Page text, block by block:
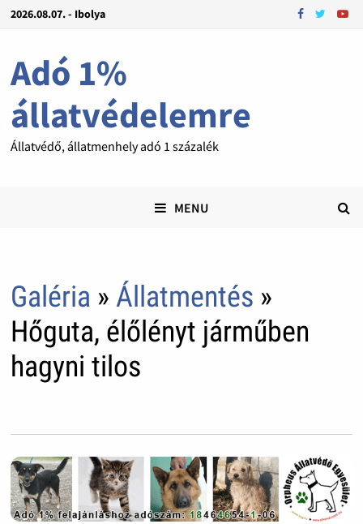
2026.08.07. - Ibolya
Adó 1%
állatvédelemre
Állatvédő, állatmenhely adó 1 százalék
MENU
Galéria » Állatmentés »
Hőguta, élőlényt járműben
hagyni tilos